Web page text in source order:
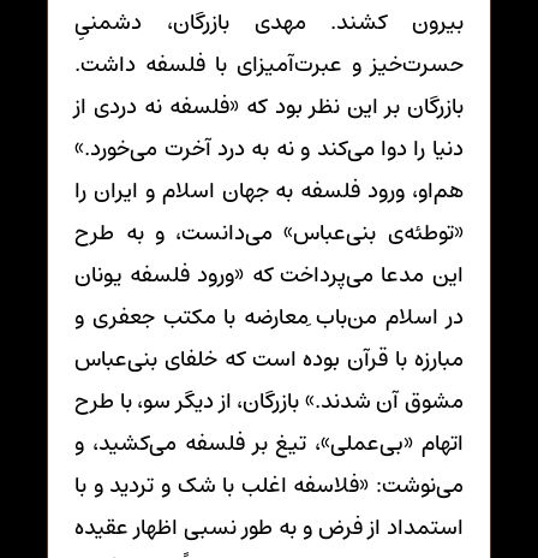
بیرون کشند. مهدی بازرگان، دشمنیِ
حسرت‌خیز و عبرت‌آمیزای با فلسفه داشت.
بازرگان بر این نظر بود که «فلسفه نه دردی از
دنیا را دوا می‌کند و نه به درد آخرت می‌خورد.»
هم‌او، ورود فلسفه به جهان اسلام و ایران را
«توطئه‌ی بنی‌عباس» می‌دانست، و به طرح
این مدعا می‌پرداخت که «ورود فلسفه یونان
در اسلام من‌باب ِمعارضه با مکتب جعفری و
مبارزه با قرآن بوده است که خلفای بنی‌عباس
مشوق آن شدند.» بازرگان، از دیگر سو، با طرح
اتهام «بی‌عملی»، تیغ بر فلسفه می‌کشید، و
می‌نوشت: «فلاسفه اغلب با شک و تردید و با
استمداد از فرض و به طور نسبی اظهار عقیده